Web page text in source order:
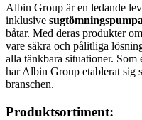
Albin Group är en ledande
inklusive
båtar. Med deras produkter
vare säkra och pålitliga
alla tänkbara situationer.
har Albin Group etablerat sig
branschen.
Produktsortiment: